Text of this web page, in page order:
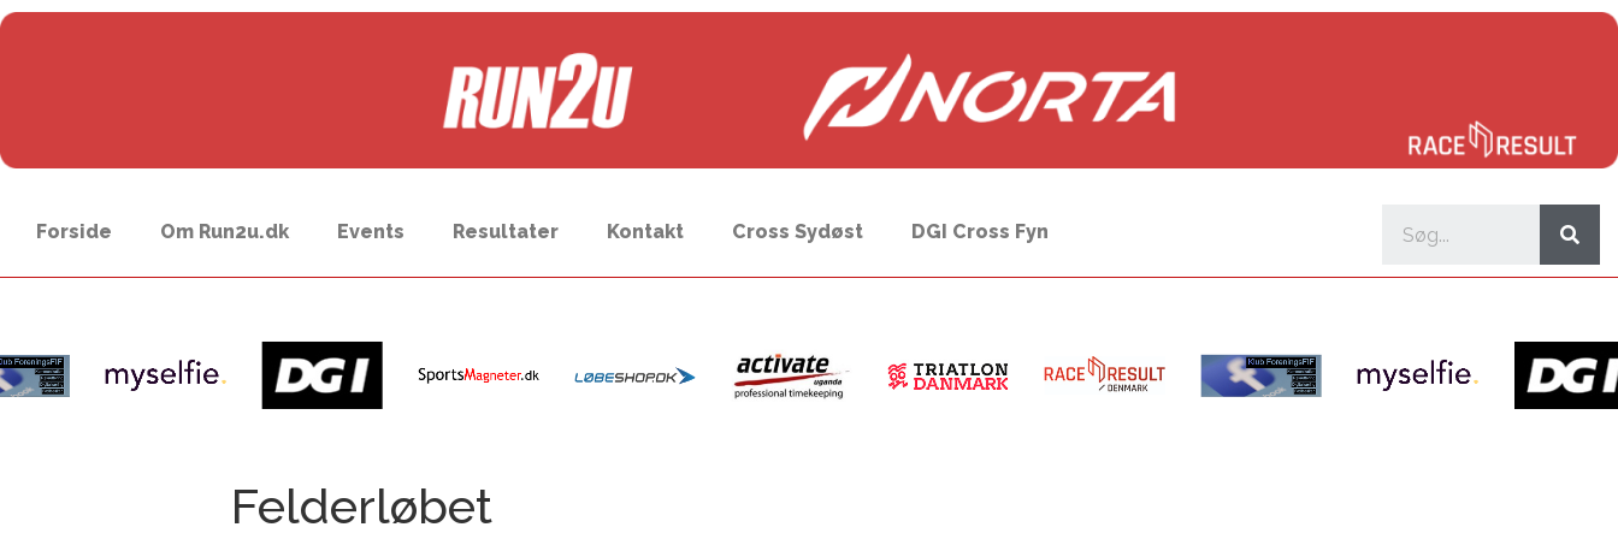
Forside Om Run2u.dk Events Resultater Kontakt Cross Sydøst DGI Cross Fyn
Felderløbet